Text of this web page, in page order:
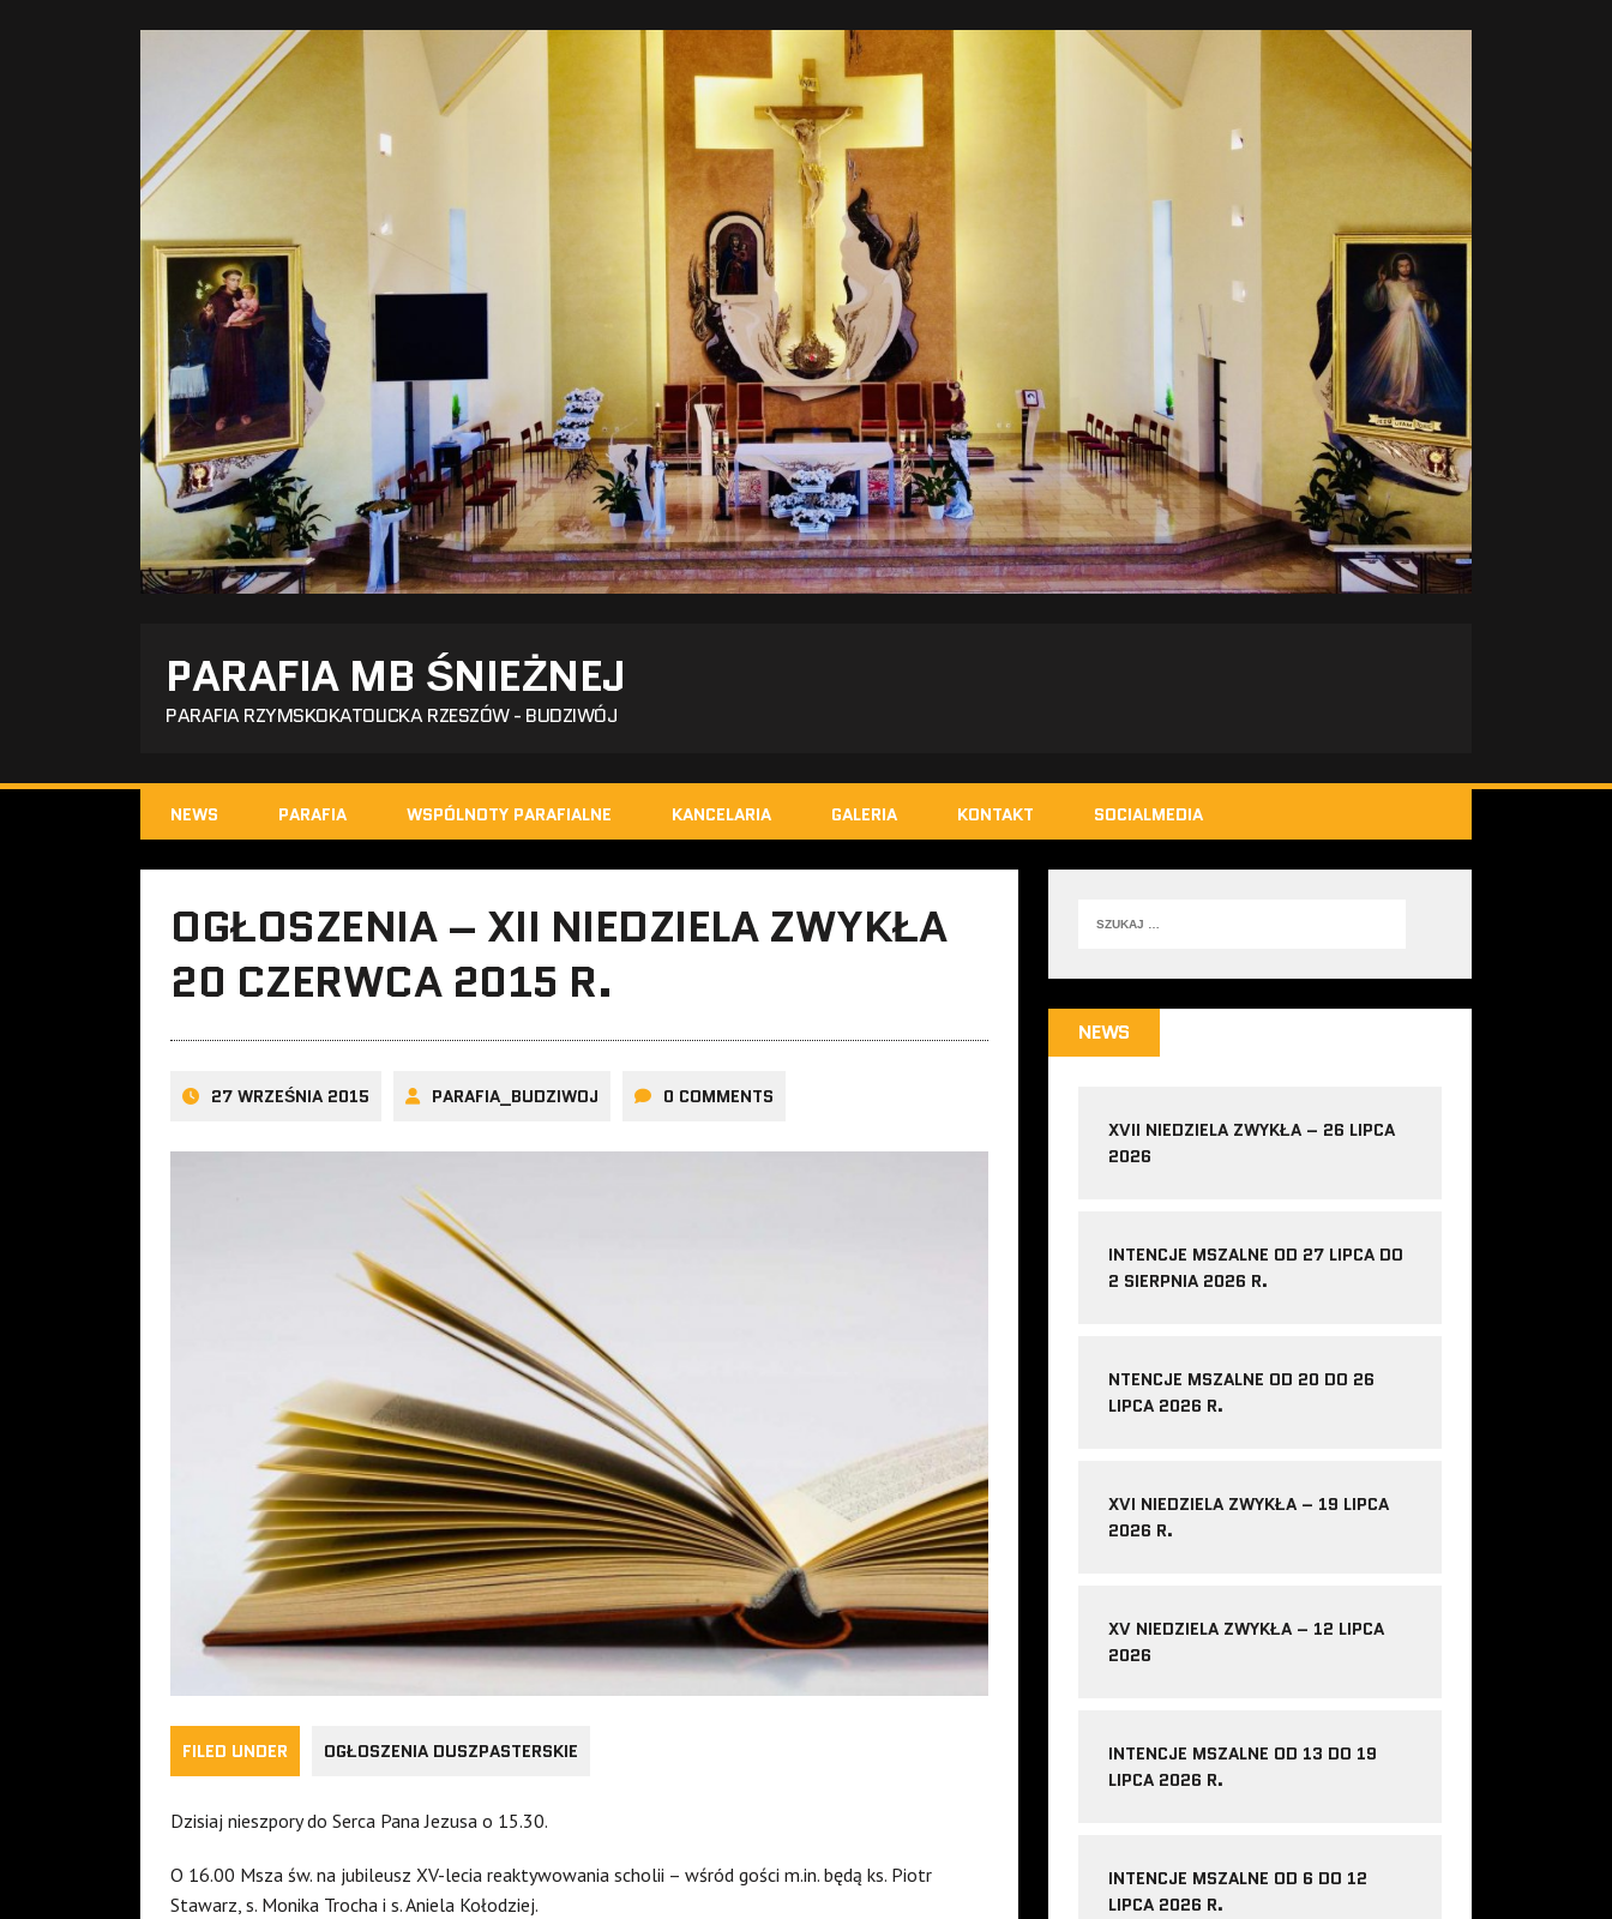
PARAFIA MB ŚNIEŻNEJ
PARAFIA RZYMSKOKATOLICKA RZESZÓW - BUDZIWÓJ
NEWS PARAFIA WSPÓLNOTY PARAFIALNE KANCELARIA GALERIA KONTAKT SOCIALMEDIA
OGŁOSZENIA – XII NIEDZIELA ZWYKŁA
20 CZERWCA 2015 R.
27 WRZEŚNIA 2015 PARAFIA_BUDZIWOJ 0 COMMENTS
FILED UNDER OGŁOSZENIA DUSZPASTERSKIE
Dzisiaj nieszpory do Serca Pana Jezusa o 15.30.
O 16.00 Msza św. na jubileusz XV-lecia reaktywowania scholii – wśród gości m.in. będą ks. Piotr
Stawarz, s. Monika Trocha i s. Aniela Kołodziej.
NEWS
XVII NIEDZIELA ZWYKŁA – 26 LIPCA
2026
INTENCJE MSZALNE OD 27 LIPCA DO
2 SIERPNIA 2026 R.
NTENCJE MSZALNE OD 20 DO 26
LIPCA 2026 R.
XVI NIEDZIELA ZWYKŁA – 19 LIPCA
2026 R.
XV NIEDZIELA ZWYKŁA – 12 LIPCA
2026
INTENCJE MSZALNE OD 13 DO 19
LIPCA 2026 R.
INTENCJE MSZALNE OD 6 DO 12
LIPCA 2026 R.